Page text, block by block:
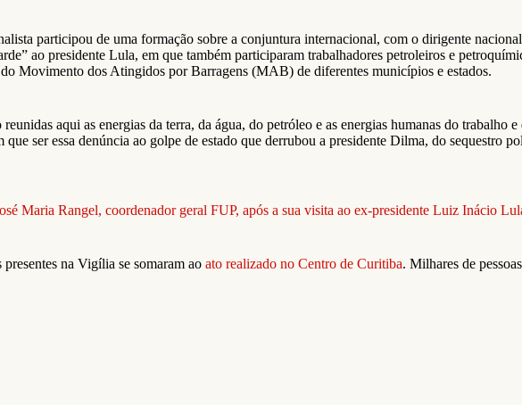
participou de uma formação sobre a conjuntura internacional, com o dirigente
ao presidente Lula, em que também participaram trabalhadores petroleiros e
do Movimento dos Atingidos por Barragens (MAB) de diferentes municípios e estados.
reunidas aqui as energias da terra, da água, do petróleo e as energias humanas do
ser essa denúncia ao golpe de estado que derrubou a presidente Dilma, do sequestro
Maria Rangel, coordenador geral FUP, após a sua visita ao ex-presidente Luiz Inácio
na Vigília se somaram ao ato realizado no Centro de Curitiba. Milhares de